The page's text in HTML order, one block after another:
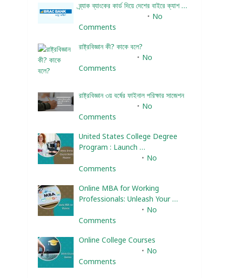
ব্র্যাক ব্যাংকের কার্ড দিয়ে দেশের বাইরে ক্যাশ …
No
Comments
রাষ্ট্রবিজ্ঞান কী? কাকে বলে?
No
Comments
রাষ্ট্রবিজ্ঞান ৩য় বর্ষের ফাইনাল পরিক্ষার সাজেশন
No
Comments
United States College Degree
Program : Launch …
No
Comments
Online MBA for Working
Professionals: Unleash Your …
No
Comments
Online College Courses
No
Comments